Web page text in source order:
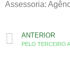
Assessoria:
ANTERIOR